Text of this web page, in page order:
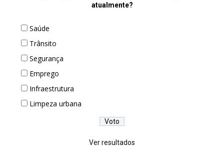
atualmente?
Saúde
Trânsito
Segurança
Emprego
Infraestrutura
Limpeza urbana
Ver resultados